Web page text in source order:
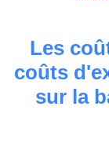
Les
coûts
sur la